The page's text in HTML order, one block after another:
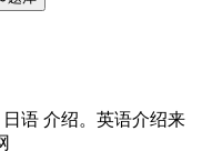
日语 介绍。英语介绍来